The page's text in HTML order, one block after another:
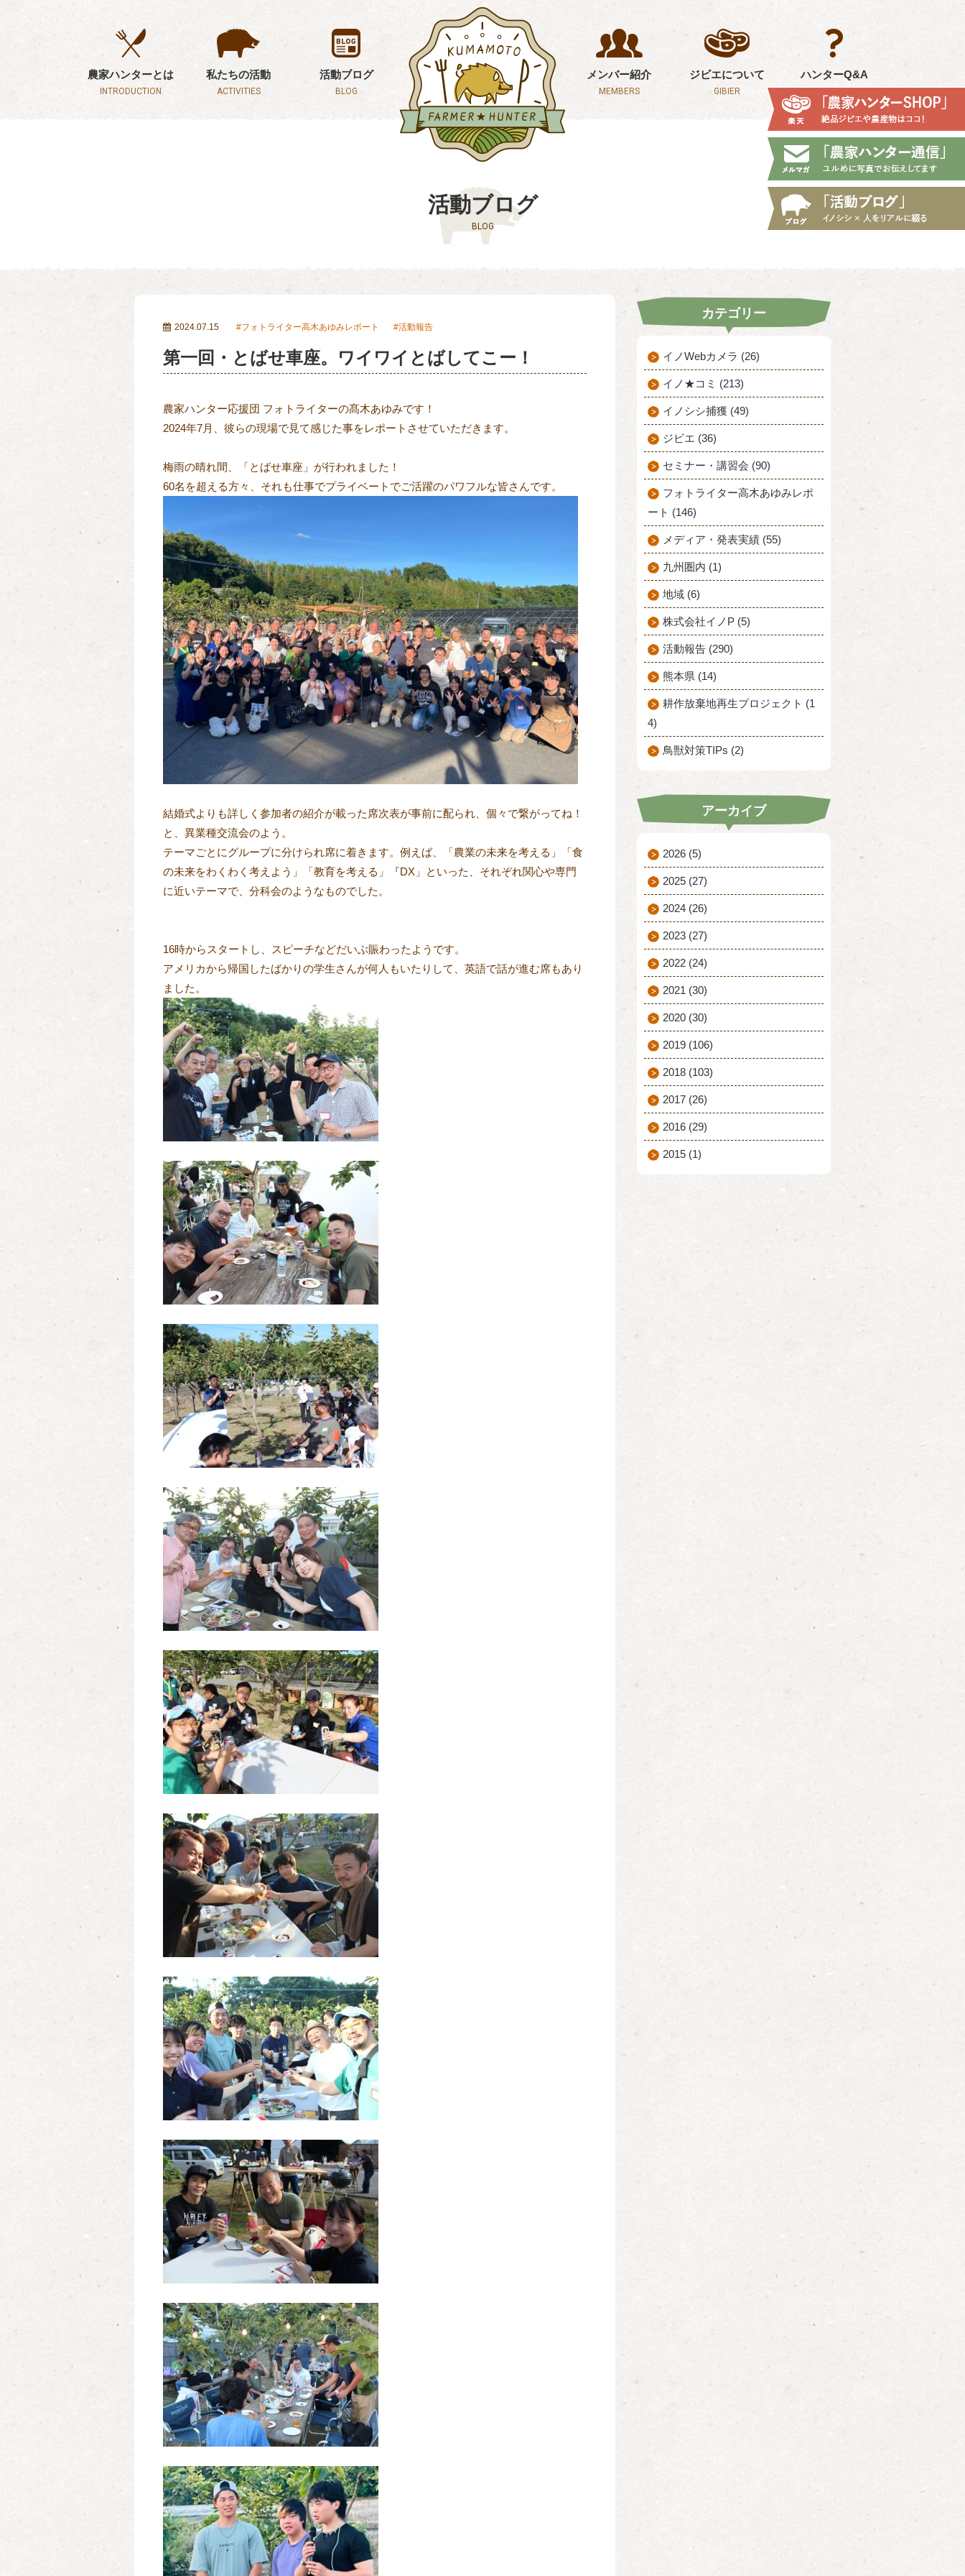
農家ハンターとは
INTRODUCTION
私たちの活動
ACTIVITIES
活動ブログ
BLOG
メンバー紹介
MEMBERS
ジビエについて
GIBIER
ハンターQ&A
活動ブログ
BLOG
2024.07.15 フォトライター高木あゆみレポート 活動報告
第一回・とばせ車座。ワイワイとばしてこー！
農家ハンター応援団 フォトライターの髙木あゆみです！
2024年7月、彼らの現場で見て感じた事をレポートさせていただきます。
梅雨の晴れ間、「とばせ車座」が行われました！
60名を超える方々、それも仕事でプライベートでご活躍のパワフルな皆さんです。
結婚式よりも詳しく参加者の紹介が載った席次表が事前に配られ、個々で繋がってね！
と、異業種交流会のよう。
テーマごとにグループに分けられ席に着きます。例えば、「農業の未来を考える」「食
の未来をわくわく考えよう」「教育を考える」『DX」といった、それぞれ関心や専門
に近いテーマで、分科会のようなものでした。
16時からスタートし、スピーチなどだいぶ賑わったようです。
アメリカから帰国したばかりの学生さんが何人もいたりして、英語で話が進む席もあり
ました。
カテゴリー
イノWebカメラ (26)
イノ★コミ (213)
イノシシ捕獲 (49)
ジビエ (36)
セミナー・講習会 (90)
フォトライター高木あゆみレポ
ート (146)
メディア・発表実績 (55)
九州圏内 (1)
地域 (6)
株式会社イノP (5)
活動報告 (290)
熊本県 (14)
耕作放棄地再生プロジェクト (1
4)
鳥獣対策TIPs (2)
アーカイブ
2026 (5)
2025 (27)
2024 (26)
2023 (27)
2022 (24)
2021 (30)
2020 (30)
2019 (106)
2018 (103)
2017 (26)
2016 (29)
2015 (1)